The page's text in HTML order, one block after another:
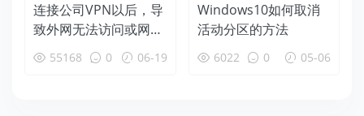
连接公司VPN以后，导
致外网无法访问或网速
变慢等问题的解决办法
55168 0 06-19
Windows10如何取消
活动分区的方法
6022 0 05-06